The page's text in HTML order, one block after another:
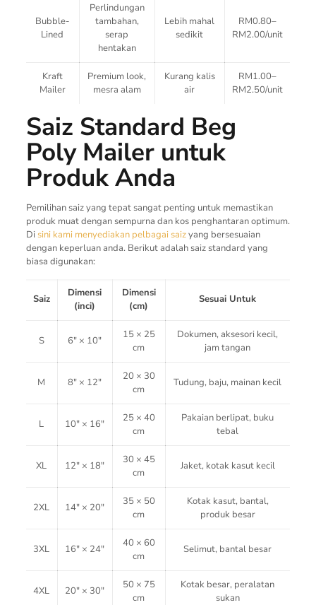
Bubble-
Lined
Perlindungan
tambahan,
serap
hentakan
Lebih mahal
sedikit
RM0.80–
RM2.00/unit
Kraft
Mailer
Premium look,
mesra alam
Kurang kalis
air
RM1.00–
RM2.50/unit
Saiz Standard Beg
Poly Mailer untuk
Produk Anda
Pemilihan saiz yang tepat sangat penting untuk memastikan
produk muat dengan sempurna dan kos penghantaran optimum.
Disini kami menyediakan pelbagai saizyang bersesuaian
dengan keperluan anda. Berikut adalah saiz standard yang
biasa digunakan:
Saiz
Dimensi
(inci)
Dimensi
(cm)
Sesuai Untuk
S 6″ × 10″
15 × 25
cm
Dokumen, aksesori kecil,
jam tangan
M 8″ × 12″
20 × 30
cm
Tudung, baju, mainan kecil
L 10″ × 16″
25 × 40
cm
Pakaian berlipat, buku
tebal
XL 12″ × 18″
30 × 45
cm
Jaket, kotak kasut kecil
2XL 14″ × 20″
35 × 50
cm
Kotak kasut, bantal,
produk besar
3XL 16″ × 24″
40 × 60
cm
Selimut, bantal besar
4XL 20″ × 30″
50 × 75
cm
Kotak besar, peralatan
sukan